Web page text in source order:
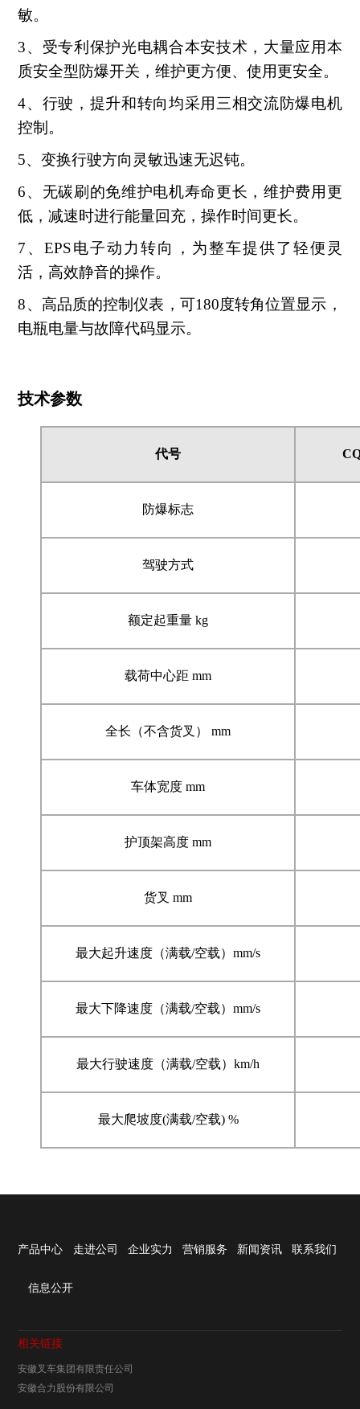
敏。
3、受专利保护光电耦合本安技术，大量应用本
质安全型防爆开关，维护更方便、使用更安全。
4、行驶，提升和转向均采用三相交流防爆电机
控制。
5、变换行驶方向灵敏迅速无迟钝。
6、无碳刷的免维护电机寿命更长，维护费用更
低，减速时进行能量回充，操作时间更长。
7、EPS电子动力转向，为整车提供了轻便灵
活，高效静音的操作。
8、高品质的控制仪表，可180度转角位置显示，
电瓶电量与故障代码显示。
技术参数
代号
防爆标志
驾驶方式
额定起重量 kg
载荷中心距 mm
全长（不含货叉） mm
车体宽度 mm
护顶架高度 mm
货叉 mm
最大起升速度（满载/空载）mm/s
最大下降速度（满载/空载）mm/s
最大行驶速度（满载/空载）km/h
最大爬坡度(满载/空载) %
产品中心 走进公司 企业实力 营销服务 新闻资讯 联系我们
信息公开
相关链接
安徽叉车集团有限责任公司
安徽合力股份有限公司